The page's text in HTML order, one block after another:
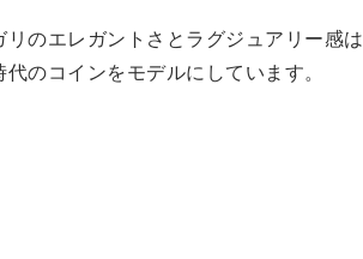
のエレガントさとラグジュアリー感は
のコインをモデルにしています。